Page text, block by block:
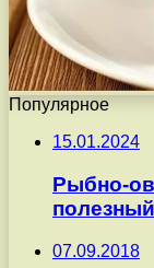
Популярное
15.01.2024
Рыбно-
07.09.2018